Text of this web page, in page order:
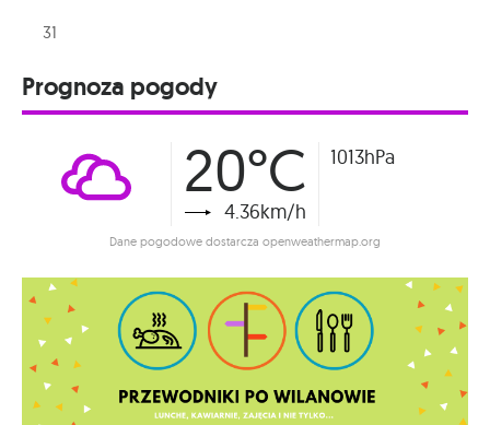
31
Prognoza pogody
20°C
4.36km/h
1013hPa
Dane pogodowe dostarcza openweathermap.org